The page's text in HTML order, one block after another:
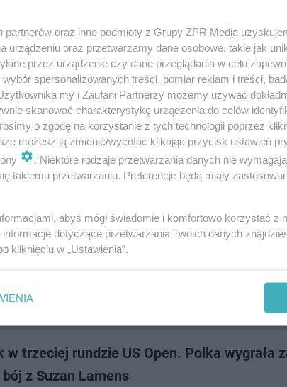
Iga Świątek w kolejnej rundzie! Zagra o
do 1/8 finału US Open. Polska tenisistka po zaciętym,
boju pokonała Rosjankę Annę Kalinską 7:6 (7-2), 6:4. Mimo
wiceli…
Kiedy grają Polacy? Świątek, Fręch i
2025 roku na kortach US Open w Nowym Jorku zobaczymy
O awans do 1/8 finału wielkoszlemowego turnieju zagrają:
w trzeciej rundzie US Open. Polka wygrała
z Suzan Lamens
partnerów oraz inne podmioty z Grupy ZPR Media
urządzeniu oraz przetwarzamy dane osobowe, takie jak
przez urządzenie czy dane przeglądania w celu
spersonalizowanych treści, pomiar reklam i treści,
my i Zaufani Partnerzy możemy używać
skanować charakterystykę urządzenia do celów
o zgodę na korzystanie z tych technologii poprzez
możesz ją zmienić/wycofać klikając przycisk ustawień
. Niektóre rodzaje przetwarzania danych nie
takiemu przetwarzaniu. Preferencje będą miały
abyś mógł świadomie i komfortowo korzystać z
informacje dotyczące przetwarzania Twoich danych
kliknięciu w „Ustawienia”.